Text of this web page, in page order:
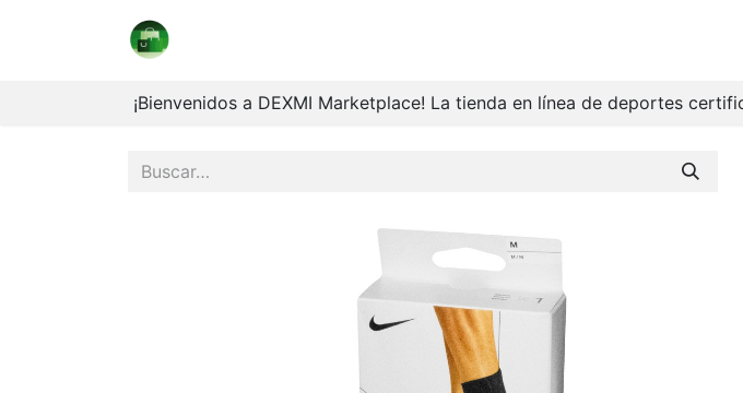
¡Bienvenidos a DEXMI Marketplace! La tienda en línea de deportes